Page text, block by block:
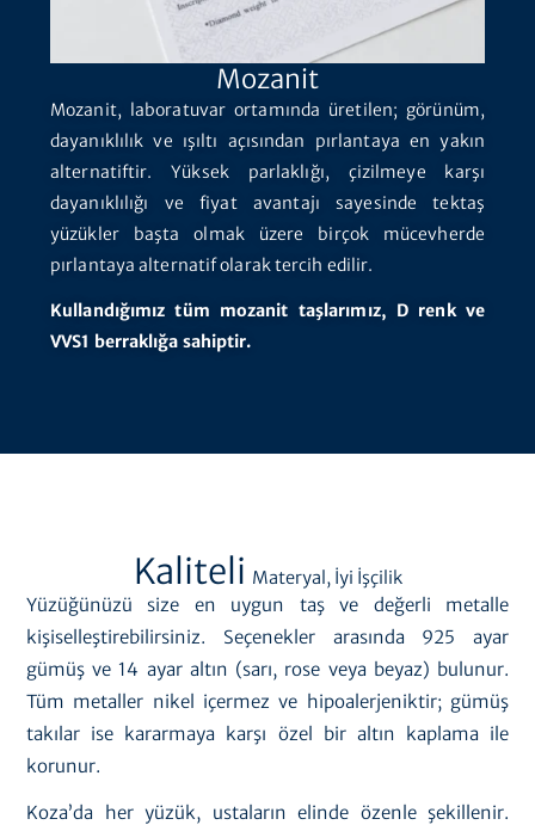
Mozanit
Mozanit, laboratuvar ortamında üretilen; görünüm,
dayanıklılık ve ışıltı açısından pırlantaya en yakın
alternatiftir. Yüksek parlaklığı, çizilmeye karşı
dayanıklılığı ve fiyat avantajı sayesinde tektaş
yüzükler başta olmak üzere birçok mücevherde
pırlantaya alternatif olarak tercih edilir.
Kullandığımız tüm mozanit taşlarımız, D renk ve
VVS1 berraklığa sahiptir.
Kaliteli Materyal, İyi İşçilik
Yüzüğünüzü size en uygun taş ve değerli metalle
kişiselleştirebilirsiniz. Seçenekler arasında 925 ayar
gümüş ve 14 ayar altın (sarı, rose veya beyaz) bulunur.
Tüm metaller nikel içermez ve hipoalerjeniktir; gümüş
takılar ise kararmaya karşı özel bir altın kaplama ile
korunur.
Koza’da her yüzük, ustaların elinde özenle şekillenir.